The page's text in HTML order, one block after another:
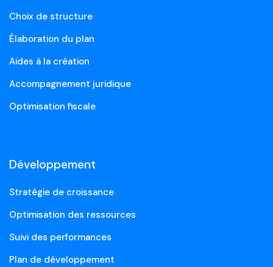
Choix de structure
Élaboration du plan
Aides à la création
Accompagnement juridique
Optimisation fiscale
Développement
Stratégie de croissance
Optimisation des ressources
Suivi des performances
Plan de développement